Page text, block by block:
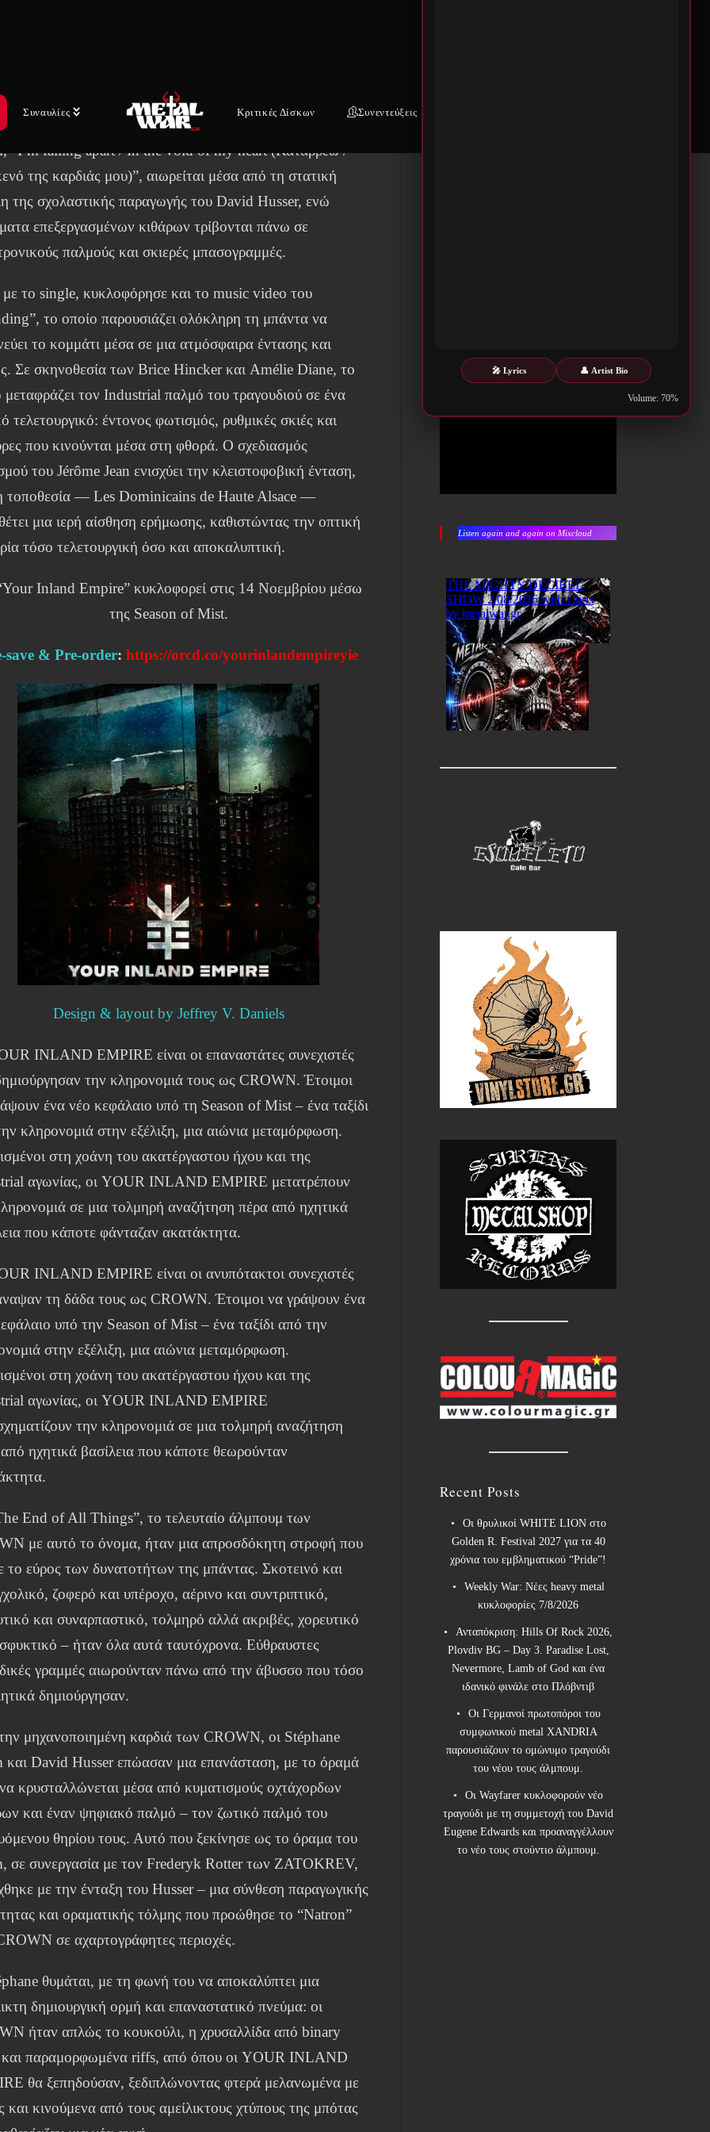
🎤 Lyrics 👤 Artist Bio
Volume: 70%
Συναυλίες Κριτικές Δίσκων Συνεντεύξεις
ως μια ζοφερή διαλογιστική σκέψη για την
και τη διάλυση. Ο στοιχειωτικός ρεφρέν του Stéphane
“I’m falling apart / In the void of my heart (Καταρρέω /
της καρδιάς μου)”, αιωρείται μέσα από τη στατική
της σχολαστικής παραγωγής του David Husser, ενώ
επεξεργασμένων κιθάρων τρίβονται πάνω σε
παλμούς και σκιερές μπασογραμμές.
το single, κυκλοφόρησε και το music video του
το οποίο παρουσιάζει ολόκληρη τη μπάντα να
το κομμάτι μέσα σε μια ατμόσφαιρα έντασης και
Σε σκηνοθεσία των Brice Hincker και Amélie Diane, το
τον Industrial παλμό του τραγουδιού σε ένα
τελετουργικό: έντονος φωτισμός, ρυθμικές σκιές και
που κινούνται μέσα στη φθορά. Ο σχεδιασμός
του Jérôme Jean ενισχύει την κλειστοφοβική ένταση,
τοποθεσία — Les Dominicains de Haute Alsace —
μια ιερή αίσθηση ερήμωσης, καθιστώντας την οπτική
τόσο τελετουργική όσο και αποκαλυπτική.
Inland Empire” κυκλοφορεί στις 14 Νοεμβρίου μέσω
της Season of Mist.
save & Pre-order: https://orcd.co/yourinlandempireyie
Design & layout by Jeffrey V. Daniels
INLAND EMPIRE είναι οι επαναστάτες συνεχιστές
την κληρονομιά τους ως CROWN. Έτοιμοι
ένα νέο κεφάλαιο υπό τη Season of Mist – ένα ταξίδι
κληρονομιά στην εξέλιξη, μια αιώνια μεταμόρφωση.
στη χοάνη του ακατέργαστου ήχου και της
αγωνίας, οι YOUR INLAND EMPIRE μετατρέπουν
σε μια τολμηρή αναζήτηση πέρα από ηχητικά
που κάποτε φάνταζαν ακατάκτητα.
INLAND EMPIRE είναι οι ανυπότακτοι συνεχιστές
τη δάδα τους ως CROWN. Έτοιμοι να γράψουν ένα
υπό την Season of Mist – ένα ταξίδι από την
στην εξέλιξη, μια αιώνια μεταμόρφωση.
στη χοάνη του ακατέργαστου ήχου και της
αγωνίας, οι YOUR INLAND EMPIRE
την κληρονομιά σε μια τολμηρή αναζήτηση
ηχητικά βασίλεια που κάποτε θεωρούνταν
End of All Things”, το τελευταίο άλμπουμ των
με αυτό το όνομα, ήταν μια απροσδόκητη στροφή που
το εύρος των δυνατοτήτων της μπάντας. Σκοτεινό και
ζοφερό και υπέροχο, αέρινο και συντριπτικό,
και συναρπαστικό, τολμηρό αλλά ακριβές, χορευτικό
– ήταν όλα αυτά ταυτόχρονα. Εύθραυστες
γραμμές αιωρούνταν πάνω από την άβυσσο που τόσο
δημιούργησαν.
μηχανοποιημένη καρδιά των CROWN, οι Stéphane
και David Husser επώασαν μια επανάσταση, με το όραμά
κρυσταλλώνεται μέσα από κυματισμούς οχτάχορδων
και έναν ψηφιακό παλμό – τον ζωτικό παλμό του
θηρίου τους. Αυτό που ξεκίνησε ως το όραμα του
σε συνεργασία με τον Frederyk Rotter των ZATOKREV,
με την ένταξη του Husser – μια σύνθεση παραγωγικής
και οραματικής τόλμης που προώθησε το “Natron”
σε αχαρτογράφητες περιοχές.
θυμάται, με τη φωνή του να αποκαλύπτει μια
δημιουργική ορμή και επαναστατικό πνεύμα: οι
ήταν απλώς το κουκούλι, η χρυσαλλίδα από binary
και παραμορφωμένα riffs, από όπου οι YOUR INLAND
θα ξεπηδούσαν, ξεδιπλώνοντας φτερά μελανωμένα με
και κινούμενα από τους αμείλικτους χτύπους της μπότας
Listen again and again on Mixcloud
Recent Posts
Οι θρυλικοί WHITE LION στο
Golden R. Festival 2027 για τα 40
χρόνια του εμβληματικού “Pride”!
Weekly War: Νέες heavy metal
κυκλοφορίες 7/8/2026
Ανταπόκριση: Hills Of Rock 2026,
Plovdiv BG – Day 3. Paradise Lost,
Nevermore, Lamb of God και ένα
ιδανικό φινάλε στο Πλόβντιβ
Οι Γερμανοί πρωτοπόροι του
συμφωνικού metal XANDRIA
παρουσιάζουν το ομώνυμο τραγούδι
του νέου τους άλμπουμ.
Οι Wayfarer κυκλοφορούν νέο
τραγούδι με τη συμμετοχή του David
Eugene Edwards και προαναγγέλλουν
το νέο τους στούντιο άλμπουμ.